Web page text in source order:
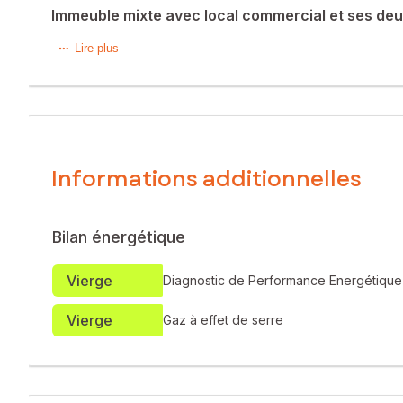
Immeuble mixte avec local commercial et ses
Au cœur de Lanmeur, découvrez cet ensemble
? Un duplex T4 de 140 m², entièrement rénové, offrant
Cette propriété représente une opportunité rare sur le
projet familial.
Les atouts :
Centre de Lanmeur
Lire plus
Informations additionnelles
Bilan énergétique
Vierge Diagnostic de Performance Energétique
Vierge Gaz à effet de serre